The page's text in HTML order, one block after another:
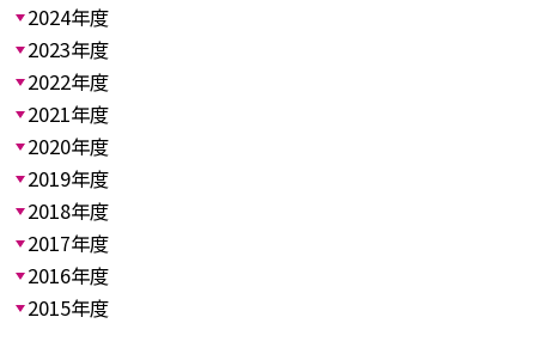
2024年度
2023年度
2022年度
2021年度
2020年度
2019年度
2018年度
2017年度
2016年度
2015年度